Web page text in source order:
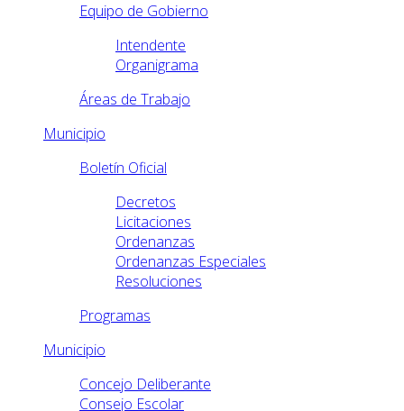
Equipo de Gobierno
Intendente
Organigrama
Áreas de Trabajo
Municipio
Boletín Oficial
Decretos
Licitaciones
Ordenanzas
Ordenanzas Especiales
Resoluciones
Programas
Municipio
Concejo Deliberante
Consejo Escolar